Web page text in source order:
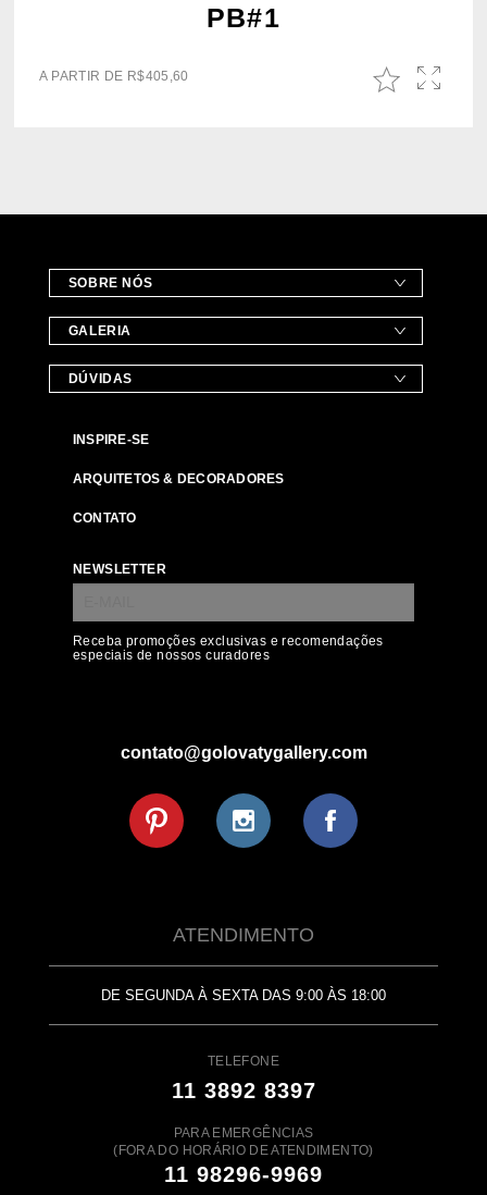
PB#1
A PARTIR DE R$405,60
SOBRE NÓS
GALERIA
DÚVIDAS
INSPIRE-SE
ARQUITETOS & DECORADORES
CONTATO
NEWSLETTER
Receba promoções exclusivas e recomendações
especiais de nossos curadores
contato@golovatygallery.com
ATENDIMENTO
DE SEGUNDA À SEXTA DAS 9:00 ÀS 18:00
TELEFONE
11 3892 8397
PARA EMERGÊNCIAS
(FORA DO HORÁRIO DE ATENDIMENTO)
11 98296-9969